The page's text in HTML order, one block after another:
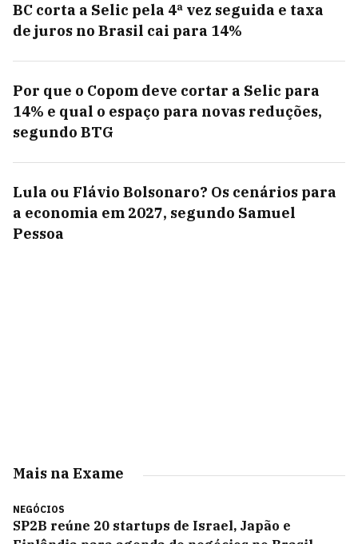
BC corta a Selic pela 4ª vez seguida e taxa
de juros no Brasil cai para 14%
Por que o Copom deve cortar a Selic para
14% e qual o espaço para novas reduções,
segundo BTG
Lula ou Flávio Bolsonaro? Os cenários para
a economia em 2027, segundo Samuel
Pessoa
Mais na Exame
NEGÓCIOS
SP2B reúne 20 startups de Israel, Japão e